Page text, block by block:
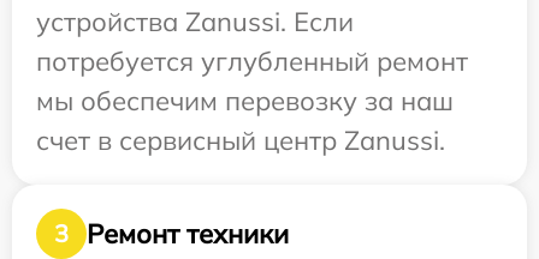
устройства Zanussi. Если
потребуется углубленный ремонт
мы обеспечим перевозку за наш
счет в сервисный центр Zanussi.
3 Ремонт техники